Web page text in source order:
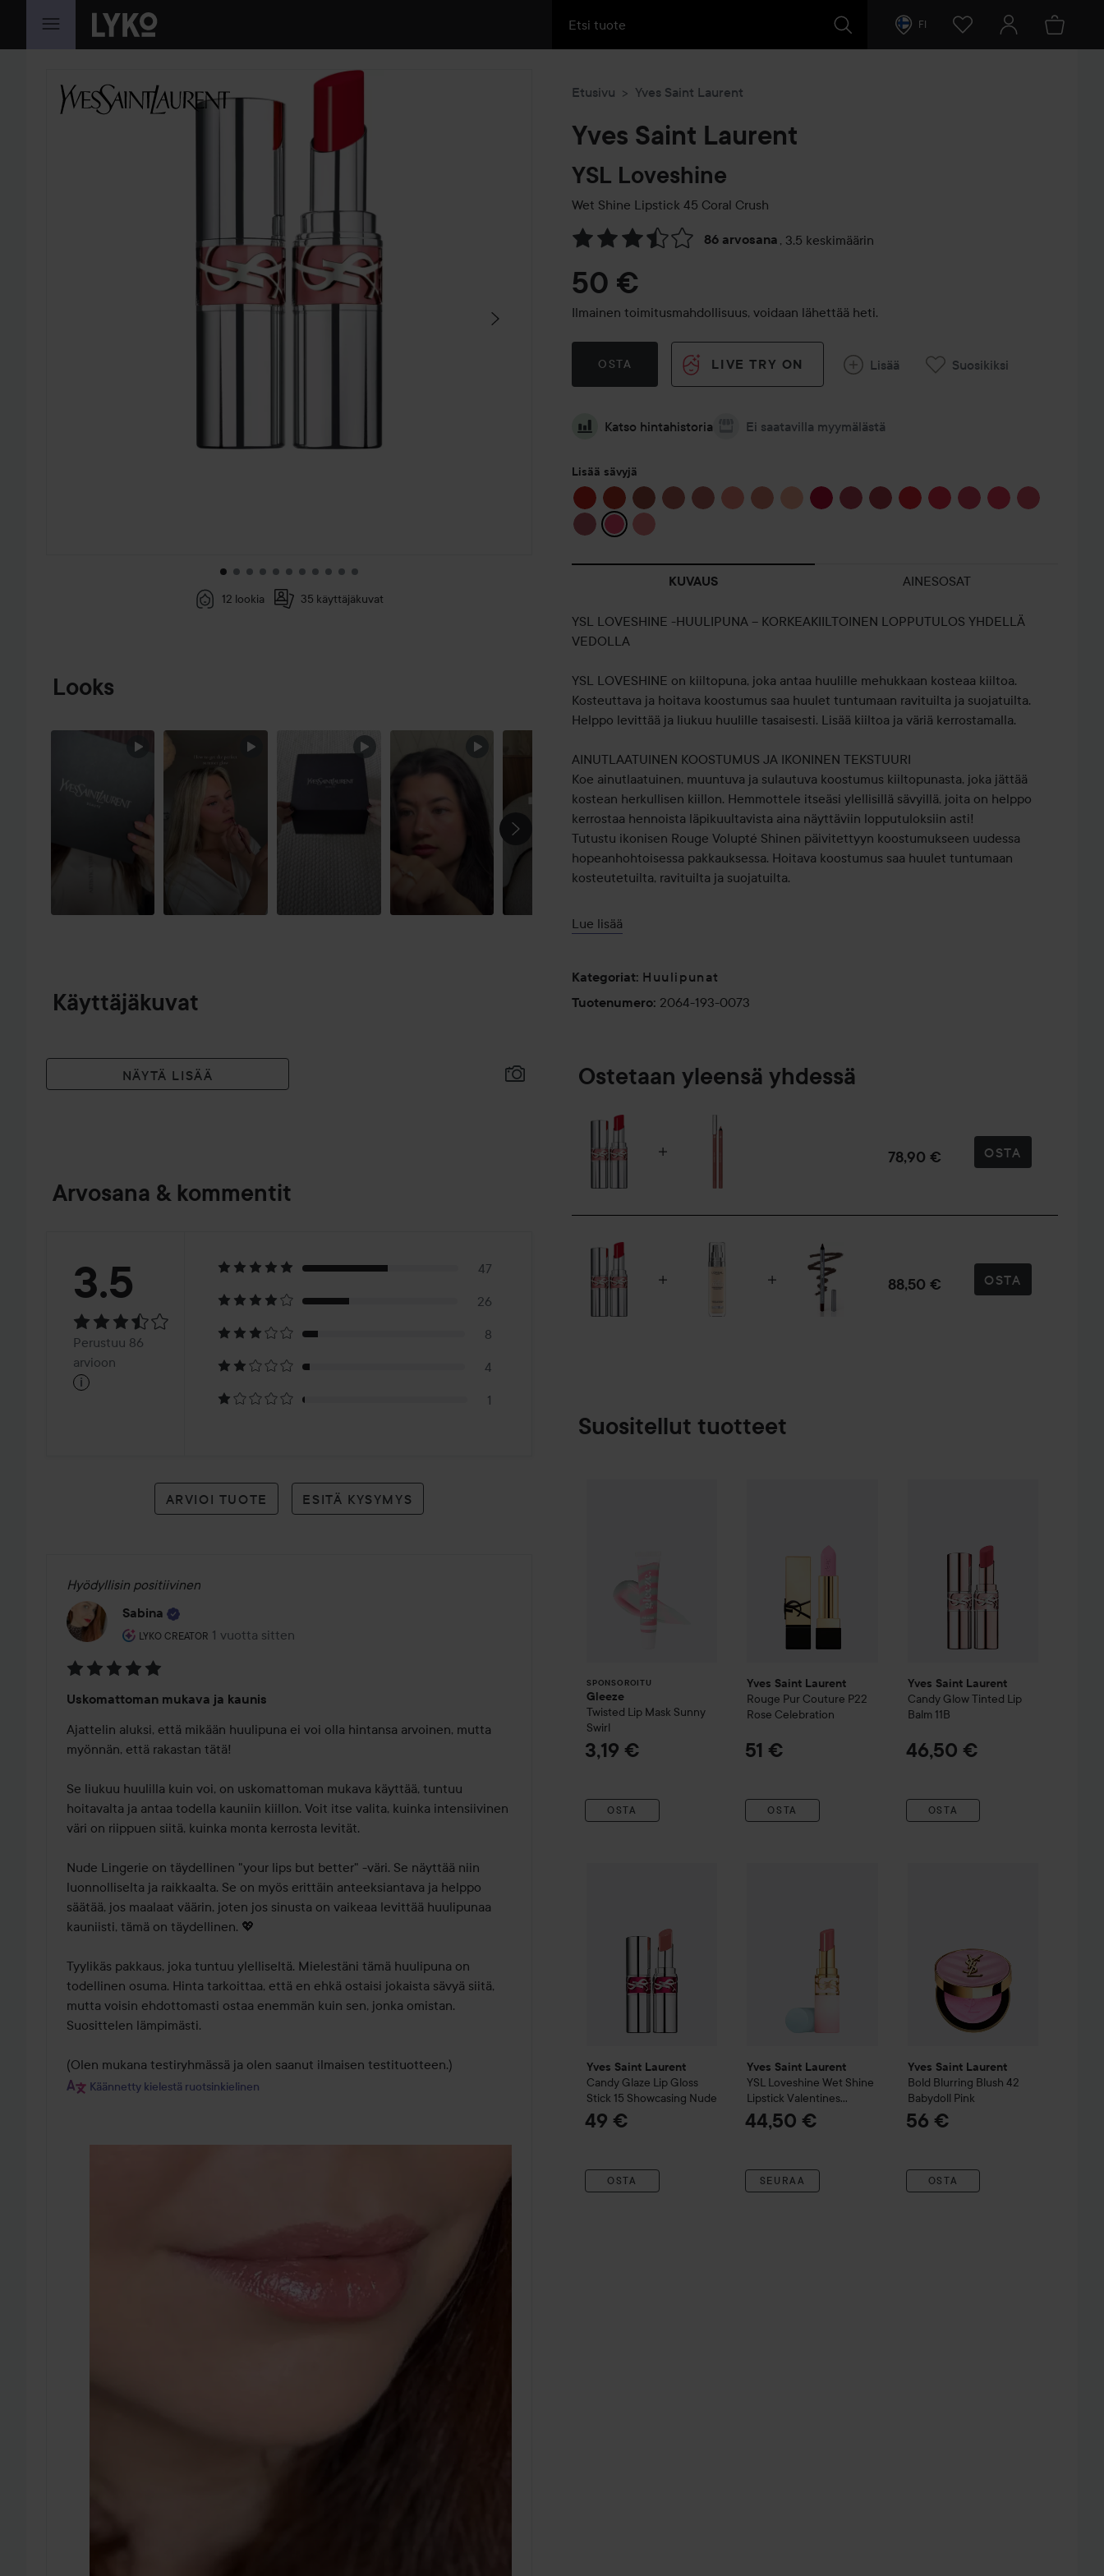
SIIRTYÄ JHK SISÄLTÖÖN FI
OHITA OSIO
12 lookia 35 käyttäjäkuvat
Looks
OHITA OSIO
KESÄN
MEIKKIPUSSIN
ESSENTIALSIT...
MEIKKI-
ILME💕
VIIKONLOPPU
🌸
MAKE UP
STOREN
UUSI
HUULILI...
Käyttäjäkuvat
NÄYTÄ LISÄÄ
Arvosana & kommentit
Arvosana:
3.5Perustuu
86
3.5
Perustuu 86
arvioon
i
47
26
8
4
1
ARVIOI TUOTE ESITÄ KYSYMYS
Hyödyllisin positiivinen
Sabina
LYKO CREATOR
Käyttäjän rooli: Lyko Creator.
1 vuotta sitten
Viesti luotiin 1 vuotta sitten
5
/
5
Uskomattoman mukava ja kaunis
Ajattelin aluksi, että mikään huulipuna ei voi olla hintansa arvoinen, mutta
myönnän, että rakastan tätä!
Se liukuu huulilla kuin voi, on uskomattoman mukava käyttää, tuntuu
hoitavalta ja antaa todella kauniin kiillon. Voit itse valita, kuinka intensiivinen
väri on riippuen siitä, kuinka monta kerrosta levität.
Nude Lingerie on täydellinen "your lips but better" -väri. Se näyttää niin
luonnolliselta ja raikkaalta. Se on myös erittäin anteeksiantava ja helppo
säätää, jos maalaat väärin, joten jos sinusta on vaikeaa levittää huulipunaa
kauniisti, tämä on täydellinen. 💖
Tyylikäs pakkaus, joka tuntuu ylelliseltä. Mielestäni tämä huulipuna on
todellinen osuma. Hinta tarkoittaa, että en ehkä ostaisi jokaista sävyä siitä,
mutta voisin ehdottomasti ostaa enemmän kuin sen, jonka omistan.
Suosittelen lämpimästi.
(Olen mukana testiryhmässä ja olen saanut ilmaisen testituotteen.)
Käännetty kielestä ruotsinkielinen
Etusivu Yves Saint Laurent
Yves Saint Laurent
YSL Loveshine
Wet Shine Lipstick 45 Coral Crush
86 arvosana , 3.5 keskimäärin
Siirtyä jhk Arvosana & kommentit
50 €
Ilmainen toimitusmahdollisuus, voidaan lähettää heti.
OSTA LIVE TRY ON Lisää Suosikiksi
Katso hintahistoria Ei saatavilla myymälästä
Lisää sävyjä
KUVAUS AINESOSAT
YSL LOVESHINE -HUULIPUNA – KORKEAKIILTOINEN LOPPUTULOS YHDELLÄ
VEDOLLA
YSL LOVESHINE on kiiltopuna, joka antaa huulille mehukkaan kosteaa kiiltoa.
Kosteuttava ja hoitava koostumus saa huulet tuntumaan ravituilta ja suojatuilta.
Helppo levittää ja liukuu huulille tasaisesti. Lisää kiiltoa ja väriä kerrostamalla.
AINUTLAATUINEN KOOSTUMUS JA IKONINEN TEKSTUURI
Koe ainutlaatuinen, muuntuva ja sulautuva koostumus kiiltopunasta, joka jättää
kostean herkullisen kiillon. Hemmottele itseäsi ylellisillä sävyillä, joita on helppo
kerrostaa hennoista läpikuultavista aina näyttäviin lopputuloksiin asti!
Tutustu ikonisen Rouge Volupté Shinen päivitettyyn koostumukseen uudessa
hopeanhohtoisessa pakkauksessa. Hoitava koostumus saa huulet tuntumaan
kosteutetuilta, ravituilta ja suojatuilta.
SÄVYT
Saatavana jopa 20 upeaa sävyä luonnollisista rohkeisiin väreihin. Valikoimassa on
sisältää kolme ikonista sävyä:
44 Nude Lavalière (edellinen Rougé Volupte Shine -suosikki)
• Huulet näyttävät näkyvästi pehmeämmiltä ja kosteutetuilta
• Helppo käyttää, levittyy ja liukuu tasaisesti huulille
• Hoitava ja kosteuttava koostumus saa huulet tuntumaan ravituilta ja suojatuilta
TULOKSET
Valoa heijastava läpikuultava kostea kiilto sekä kerrostettava värin peittävyys.
VASTUULLISUUS
Tuote sisältää vastuullisesti hankittua viikunaa YSL Beauty Ourika Community
Lue lisää
Kategoriat: Huulipunat
Tuotenumero: 2064-193-0073
Ostetaan yleensä yhdessä
78,90 € OSTA
88,50 € OSTA
Suositellut tuotteet
SPONSOROITU
Gleeze
Twisted Lip Mask Sunny
Swirl
3,19 €
OSTA
Yves Saint Laurent
Rouge Pur Couture P22
Rose Celebration
51 €
OSTA
Yves Saint Laurent
Candy Glow Tinted Lip
Balm 11B
46,50 €
OSTA
Yves Saint Laurent
Candy Glaze Lip Gloss
Stick 15 Showcasing Nude
49 €
OSTA
Yves Saint Laurent
YSL Loveshine Wet Shine
Lipstick Valentines
Edition 44 Nude
Lavallière
44,50 €
SEURAA
Yves Saint Laurent
Bold Blurring Blush 42
Babydoll Pink
56 €
OSTA